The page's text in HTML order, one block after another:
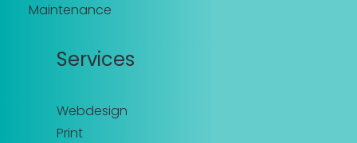
Maintenance
Services
Webdesign
Print